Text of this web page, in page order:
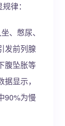
律：
、憋尿、
发前列腺
腹坠胀等
显示，
90%为慢